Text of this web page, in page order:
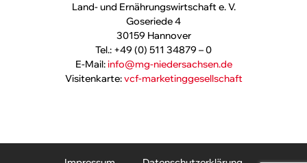
Land- und Ernährungswirtschaft e. V.
Goseriede 4
30159 Hannover
Tel.: +49 (0) 511 34879 – 0
E-Mail:info@mg-niedersachsen.de
Visitenkarte:vcf-marketinggesellschaft